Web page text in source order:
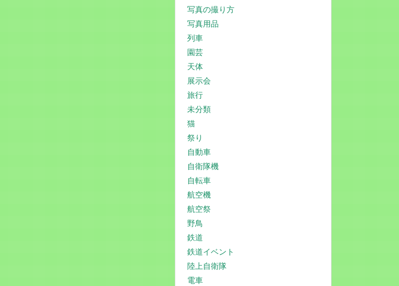
写真の撮り方
写真用品
列車
園芸
天体
展示会
旅行
未分類
猫
祭り
自動車
自衛隊機
自転車
航空機
航空祭
野鳥
鉄道
鉄道イベント
陸上自衛隊
電車